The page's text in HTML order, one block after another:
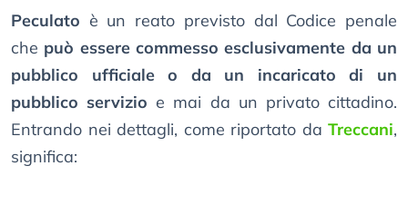
Peculato è un reato previsto dal Codice penale
che può essere commesso esclusivamente da un
pubblico ufficiale o da un incaricato di un
pubblico servizio e mai da un privato cittadino.
Entrando nei dettagli, come riportato da Treccani,
significa: